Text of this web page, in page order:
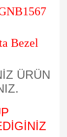
Bezel
ÜRÜN